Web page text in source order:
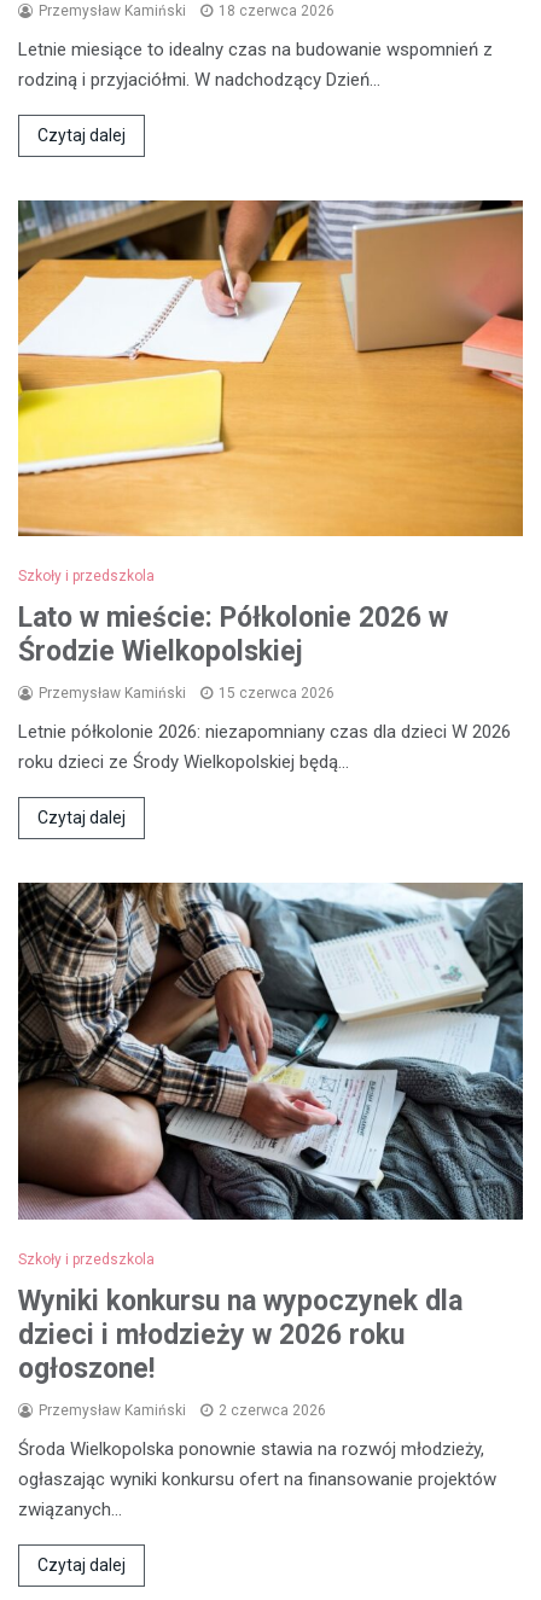
Przemysław Kamiński 18 czerwca 2026
Letnie miesiące to idealny czas na budowanie wspomnień z
rodziną i przyjaciółmi. W nadchodzący Dzień…
Czytaj dalej
Szkoły i przedszkola
Lato w mieście: Półkolonie 2026 w
Środzie Wielkopolskiej
Przemysław Kamiński 15 czerwca 2026
Letnie półkolonie 2026: niezapomniany czas dla dzieci W 2026
roku dzieci ze Środy Wielkopolskiej będą…
Czytaj dalej
Szkoły i przedszkola
Wyniki konkursu na wypoczynek dla
dzieci i młodzieży w 2026 roku
ogłoszone!
Przemysław Kamiński 2 czerwca 2026
Środa Wielkopolska ponownie stawia na rozwój młodzieży,
ogłaszając wyniki konkursu ofert na finansowanie projektów
związanych…
Czytaj dalej